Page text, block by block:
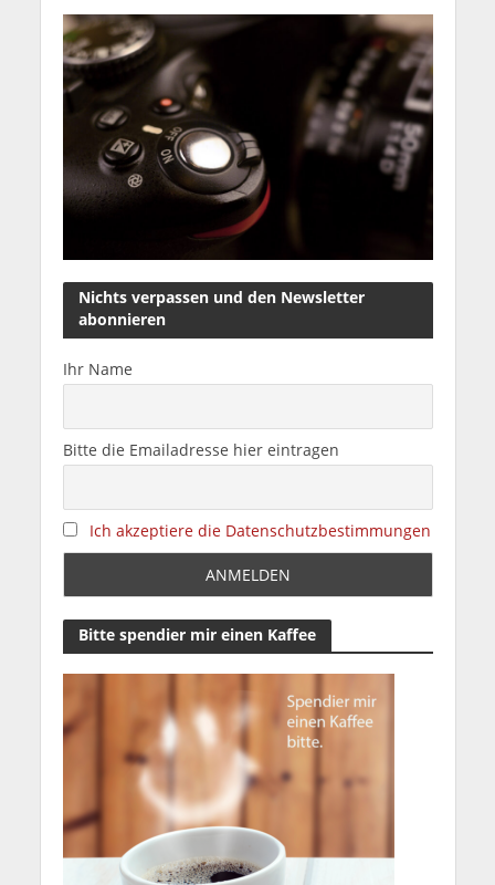
Nichts verpassen und den Newsletter
abonnieren
Ihr Name
Bitte die Emailadresse hier eintragen
Ich akzeptiere die Datenschutzbestimmungen
Bitte spendier mir einen Kaffee